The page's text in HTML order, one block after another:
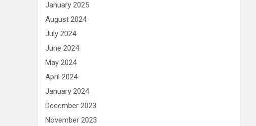
January 2025
August 2024
July 2024
June 2024
May 2024
April 2024
January 2024
December 2023
November 2023